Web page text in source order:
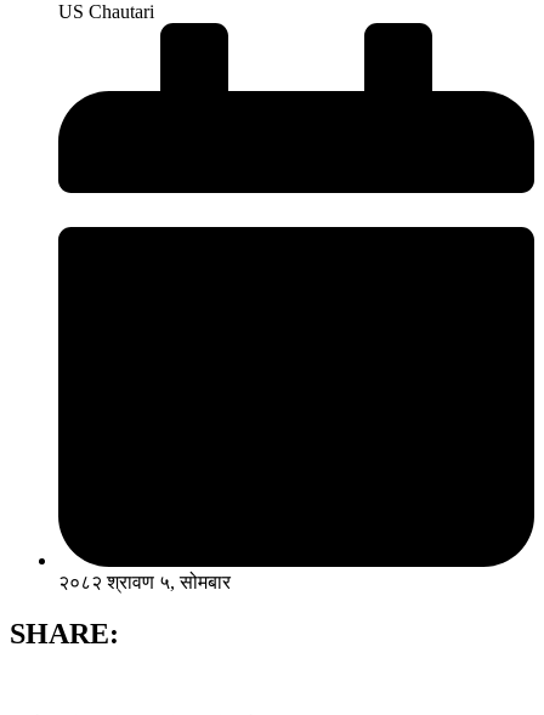
US Chautari
२०८२ श्रावण ५, सोमबार
SHARE: